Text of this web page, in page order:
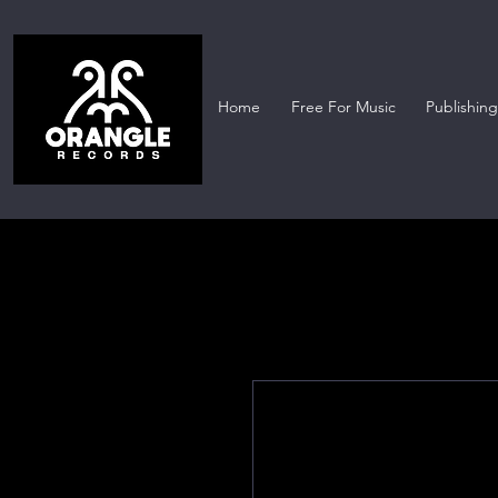
Home Free For Music